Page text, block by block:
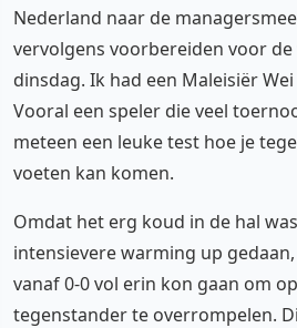
Nederland naar de
vervolgens voorbereiden voor
dinsdag. Ik had een Maleisiër
Vooral een speler die veel
meteen een leuke test hoe je
voeten kan komen.
Omdat het erg koud in de hal
intensievere warming up
vanaf 0-0 vol erin kon gaan om
tegenstander te overrompelen.